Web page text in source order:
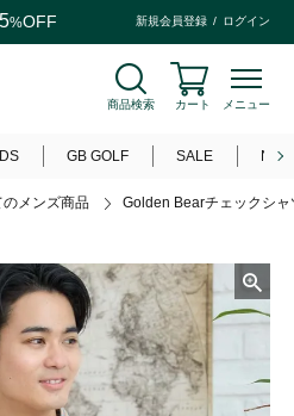
5%OFF 新規会員登録 ログイン
商品検索 カート メニュー
GB GOLF SALE
のメンズ商品 Golden Bearチェックシャ